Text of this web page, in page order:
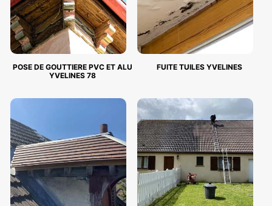
POSE DE GOUTTIERE PVC ET ALU
YVELINES 78
FUITE TUILES YVELINES